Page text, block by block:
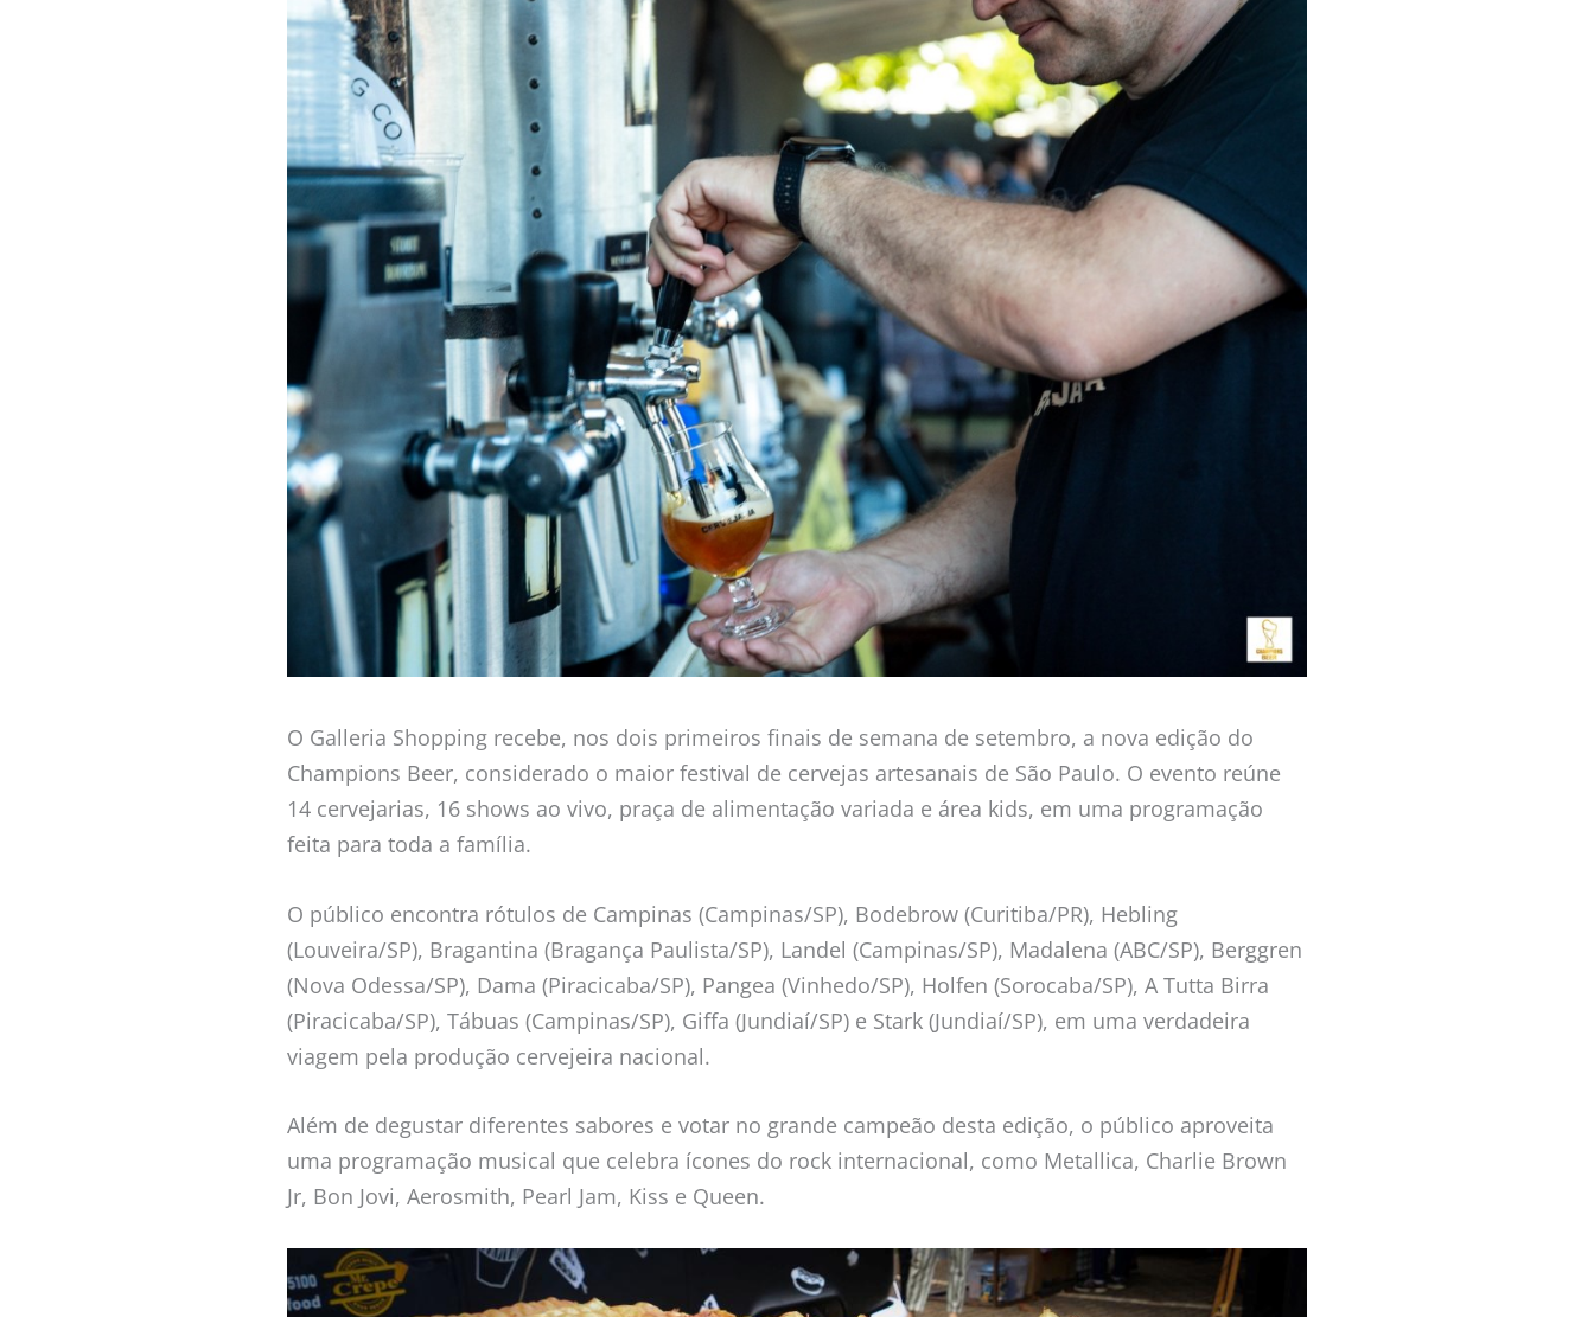
O Galleria Shopping recebe, nos dois primeiros finais de semana de setembro, a nova edição do
Champions Beer, considerado o maior festival de cervejas artesanais de São Paulo. O evento reúne
14 cervejarias, 16 shows ao vivo, praça de alimentação variada e área kids, em uma programação
feita para toda a família.
O público encontra rótulos de Campinas (Campinas/SP), Bodebrow (Curitiba/PR), Hebling
(Louveira/SP), Bragantina (Bragança Paulista/SP), Landel (Campinas/SP), Madalena (ABC/SP), Berggren
(Nova Odessa/SP), Dama (Piracicaba/SP), Pangea (Vinhedo/SP), Holfen (Sorocaba/SP), A Tutta Birra
(Piracicaba/SP), Tábuas (Campinas/SP), Giffa (Jundiaí/SP) e Stark (Jundiaí/SP), em uma verdadeira
viagem pela produção cervejeira nacional.
Além de degustar diferentes sabores e votar no grande campeão desta edição, o público aproveita
uma programação musical que celebra ícones do rock internacional, como Metallica, Charlie Brown
Jr, Bon Jovi, Aerosmith, Pearl Jam, Kiss e Queen.